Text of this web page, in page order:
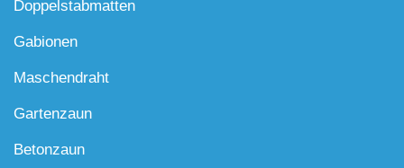
Doppelstabmatten
Gabionen
Maschendraht
Gartenzaun
Betonzaun